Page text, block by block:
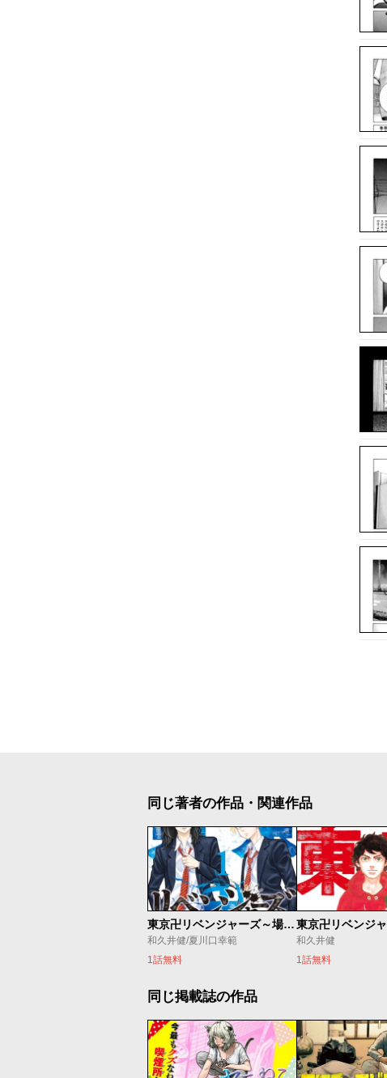
同じ著者の作品・関連作品
東京卍リベンジャーズ～場地圭介からの手紙～
和久井健/夏川口幸範
1話無料
東京卍リベンジ
和久井健
1話無料
同じ掲載誌の作品